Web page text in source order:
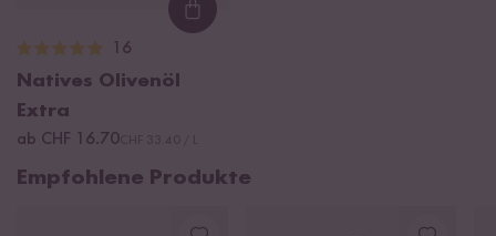
Loading...
16
Natives Olivenöl
Extra
ab CHF 16.70
Empfohlene Produkte